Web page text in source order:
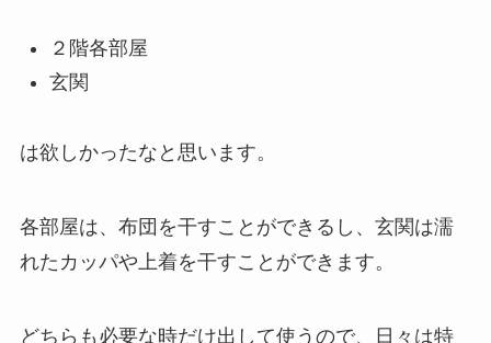
２階各部屋
玄関
は欲しかったなと思います。
各部屋は、布団を干すことができるし、玄関は濡
れたカッパや上着を干すことができます。
どちらも必要な時だけ出して使うので、日々は特